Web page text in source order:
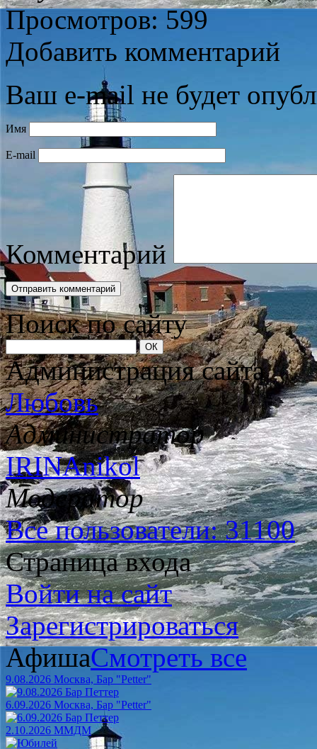
Просмотров: 599
Добавить комментарий
Ваш e-mail не будет
Имя
E-mail
Комментарий
Поиск по сайту
Администрация сайта
Любовь
Администратор
IRINAnikol
Модератор
Все пользователи: 31100
Страница входа
Войти на сайт
Зарегистрироваться
АфишаСмотреть все
9.08.2026 Москва, Бар "Petter"
6.09.2026 Москва, Бар "Petter"
2.10.2026 ММДМ